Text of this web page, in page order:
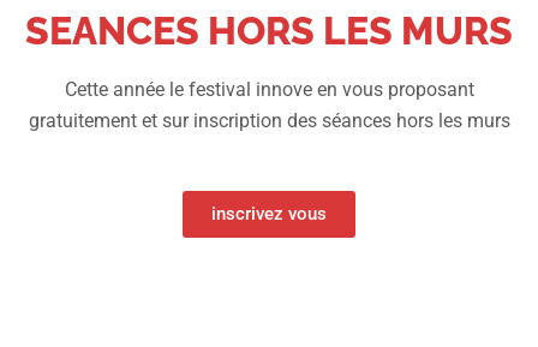
SEANCES HORS LES MURS
Cette année le festival innove en vous proposant
gratuitement et sur inscription des séances hors les murs
inscrivez vous